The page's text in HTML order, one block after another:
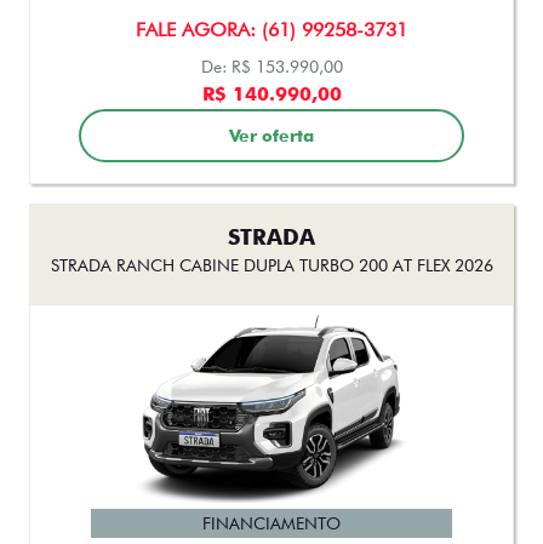
FALE AGORA: (61) 99258-3731
De: R$ 153.990,00
R$ 140.990,00
Ver oferta
STRADA
STRADA RANCH CABINE DUPLA TURBO 200 AT FLEX 2026
FINANCIAMENTO